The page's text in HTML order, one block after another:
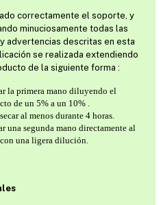
correctamente el soporte, y
minuciosamente todas las
advertencias descritas en esta
se realizada extendiendo
de la siguiente forma :
la primera mano diluyendo el
de un 5% a un 10% .
al menos durante 4 horas.
una segunda mano directamente al
una ligera dilución.